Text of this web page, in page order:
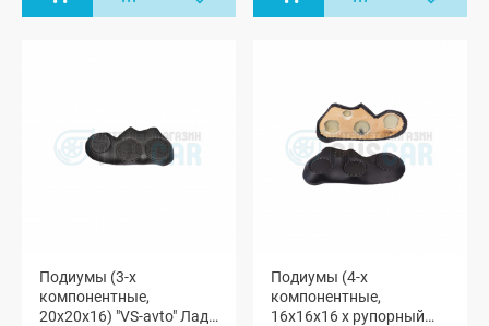
Подиумы (3-х
компонентные,
20x20x16) "VS-avto" Лада
Подиумы (4-х
компонентные,
16x16x16 x рупорный